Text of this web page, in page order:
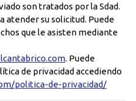
son tratados por la Sdad.
atender su solicitud. Puede
que le asisten mediante
. Puede
de privacidad accediendo
politica-de-privacidad/